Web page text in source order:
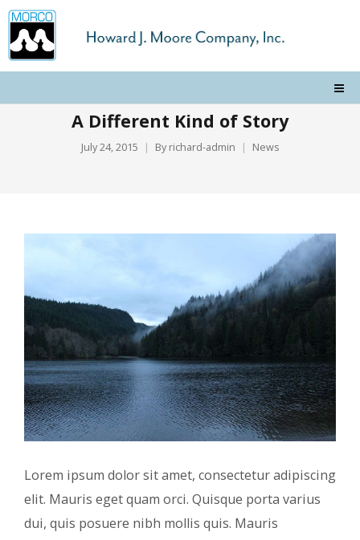
A Different Kind of Story
July 24, 2015 By richard-admin News
Lorem ipsum dolor sit amet, consectetur adipiscing
elit. Mauris eget quam orci. Quisque porta varius
dui, quis posuere nibh mollis quis. Mauris